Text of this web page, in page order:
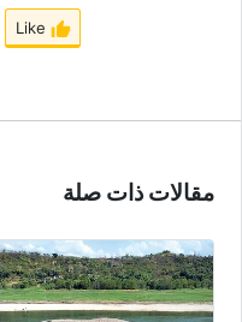
Like
مقالات ذات صلة